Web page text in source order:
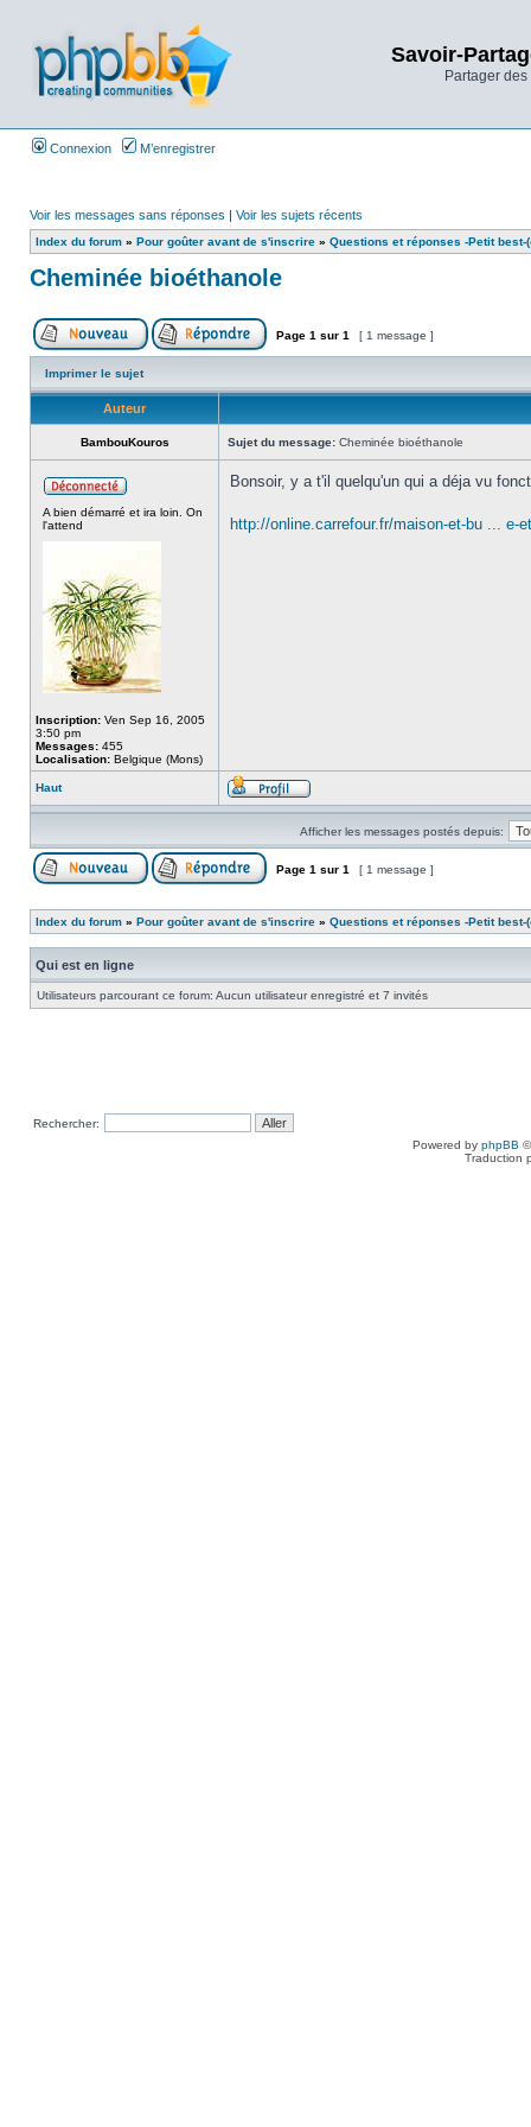
Savoir-
Partager
Connexion M’enregistrer
Voir les messages sans réponses | Voir les sujets récents
Index du forum » Pour goûter avant de s'inscrire » Questions et réponses -Petit best-
Cheminée bioéthanole
Page 1 sur 1 [ 1 message ]
Imprimer le sujet
Auteur
BambouKouros Sujet du message: Cheminée bioéthanole
A bien démarré et ira loin. On
l'attend
Inscription: Ven Sep 16, 2005
3:50 pm
Messages: 455
Localisation: Belgique (Mons)
Bonsoir, y a t'il quelqu'un qui a déja vu
http://online.carrefour.fr/maison-et-bu ... e-
Haut
Afficher les messages postés depuis:
Page 1 sur 1 [ 1 message ]
Index du forum » Pour goûter avant de s'inscrire » Questions et réponses -Petit best-
Qui est en ligne
Utilisateurs parcourant ce forum: Aucun utilisateur enregistré et 7 invités
Rechercher:
Powered by phpBB
Traduction